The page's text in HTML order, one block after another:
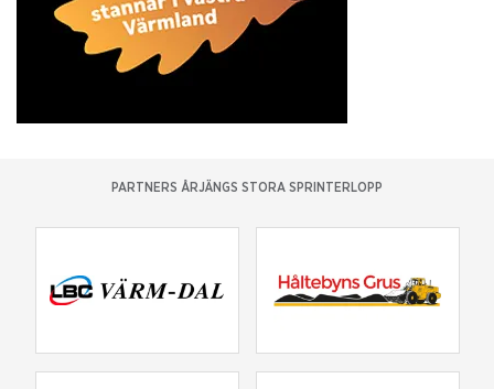
PARTNERS ÅRJÄNGS STORA SPRINTERLOPP